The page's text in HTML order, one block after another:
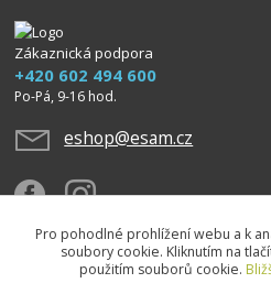
Zákaznická podpora
+420 602 494 600
Po-Pá, 9-16 hod.
eshop@esam.cz
Pro pohodlné prohlížení webu a k
soubory cookie. Kliknutím na
použitím souborů cookie.